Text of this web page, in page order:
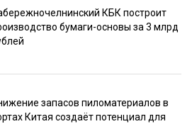
КБК построит
бумаги-основы за 3 млрд
запасов пиломатериалов в
Китая создаёт потенциал для